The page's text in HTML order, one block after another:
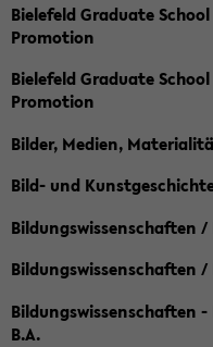
Bielefeld Graduate
Promotion
Bielefeld Graduate
Promotion
Bilder, Medien,
Bild- und
Bildungswissenschaften /
Bildungswissenschaften /
Bildungswissenschaften
B.A.